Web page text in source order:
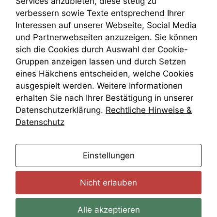
VRK
Wiederherstellungsanordnung
Zivilprozessordnung
ZPO
Zustellfiktion
Zuständigkeit
Öffentliches Personalrecht
Öffentlichkeitsprinzip
verbessern sowie Texte entsprechend Ihrer
Interessen auf unserer Webseite, Social Media
und Partnerwebseiten anzuzeigen. Sie können
sich die Cookies durch Auswahl der Cookie-
Gruppen anzeigen lassen und durch Setzen
eines Häkchens entscheiden, welche Cookies
ausgespielt werden. Weitere Informationen
erhalten Sie nach Ihrer Bestätigung in unserer
Datenschutzerklärung. Rechtliche Hinweise &
Datenschutz
Einstellungen
Nicht erlauben
Alle akzeptieren
kann die
Website nicht
zu 100%
funktionieren.
Marketing
Wir speichern
anonyme Daten ab,
um interne
marketingtechnische
uns, unsere Website
zu verbessern.